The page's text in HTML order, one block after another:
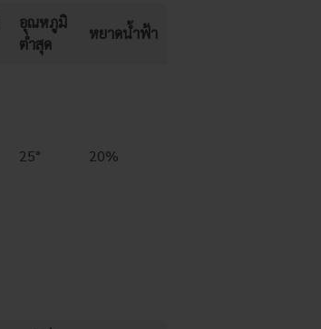
อุณหภูมิ
ต่ำสุด
หยาดน้ำฟ้า
25° 20%